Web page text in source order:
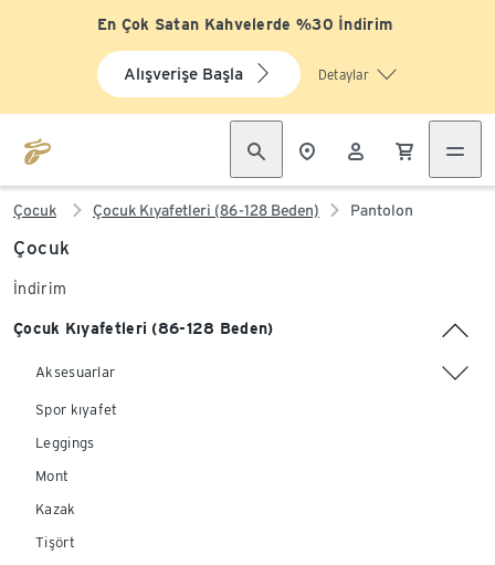
En Çok Satan Kahvelerde %30 İndirim
Alışverişe Başla Detaylar
Çocuk Çocuk Kıyafetleri (86-128 Beden) Pantolon
Çocuk
İndirim
Çocuk Kıyafetleri (86-128 Beden)
Aksesuarlar
Spor kıyafet
Leggings
Mont
Kazak
Tişört